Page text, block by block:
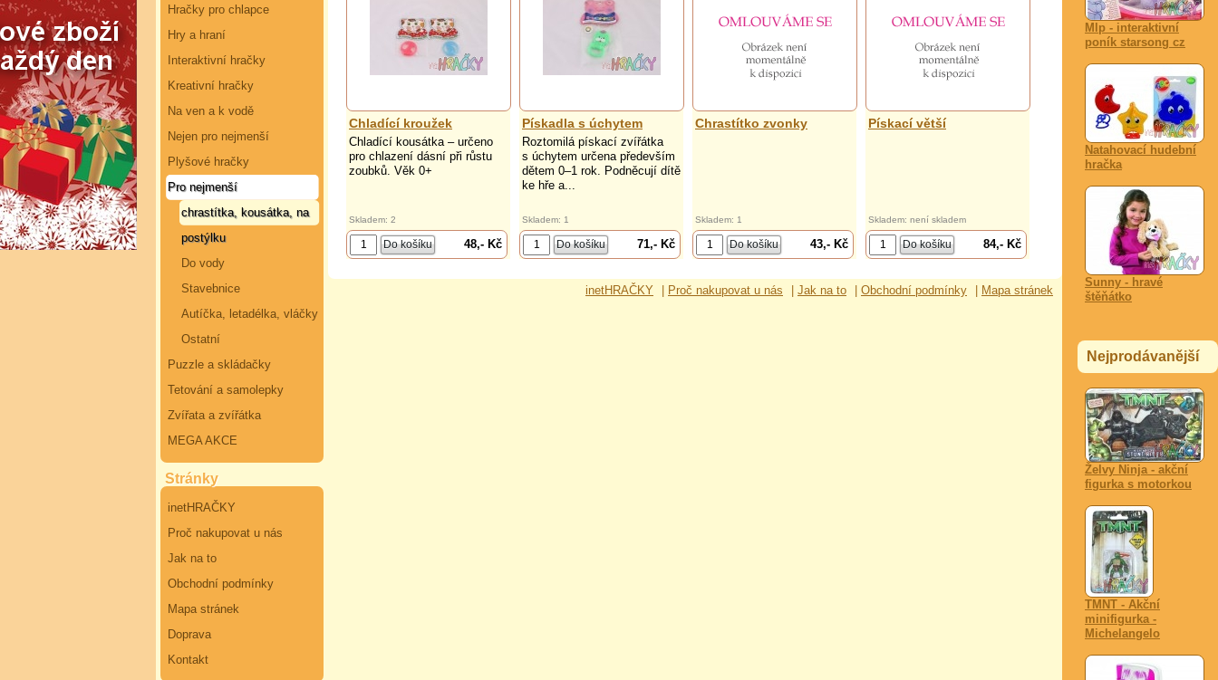
Mlp - interaktivní
poník starsong cz
Natahovací hudební
hračka
Sunny - hravé
štěňátko
Nejprodávanější
Želvy Ninja - akční
figurka s motorkou
TMNT - Akční
minifigurka -
Michelangelo
Hračky pro chlapce
Hry a hraní
Interaktivní hračky
Kreativní hračky
Na ven a k vodě
Nejen pro nejmenší
Plyšové hračky
Pro nejmenší
chrastítka, kousátka, na
postýlku
Do vody
Stavebnice
Autíčka, letadélka, vláčky
Ostatní
Puzzle a skládačky
Tetování a samolepky
Zvířata a zvířátka
MEGA AKCE
Stránky
inetHRAČKY
Proč nakupovat u nás
Jak na to
Obchodní podmínky
Mapa stránek
Doprava
Kontakt
Chladící kroužek
Chladící kousátka – určeno
pro chlazení dásní při růstu
zoubků. Věk 0+
Skladem: 2
48,- Kč
Pískadla s úchytem
Roztomilá pískací zvířátka
s úchytem určena především
dětem 0–1 rok. Podněcují dítě
ke hře a...
Skladem: 1
71,- Kč
Chrastítko zvonky
Skladem: 1
43,- Kč
Pískací větší
Skladem: není skladem
84,- Kč
inetHRAČKY Proč nakupovat u nás Jak na to Obchodní podmínky Mapa stránek